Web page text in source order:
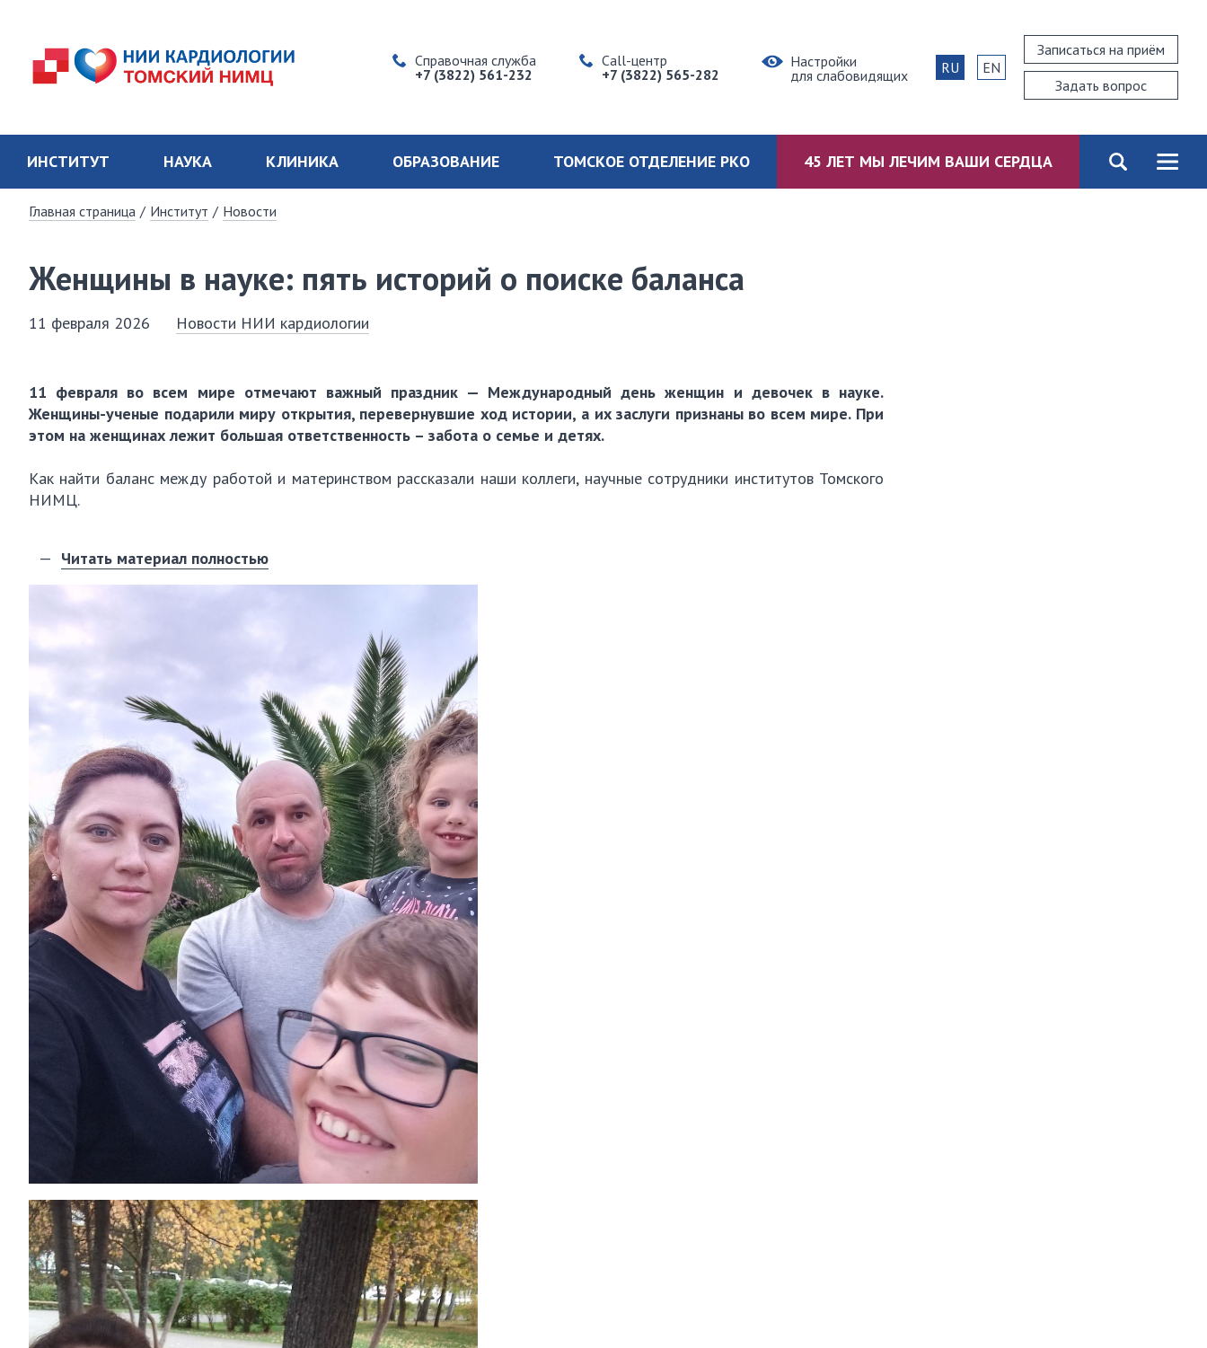
Справочная служба
+7 (3822) 561-232
Call-центр
+7 (3822) 565-282
Настройки
для слабовидящих
Записаться на приём
Задать вопрос
RU EN
ИНСТИТУТ НАУКА КЛИНИКА ОБРАЗОВАНИЕ ТОМСКОЕ ОТДЕЛЕНИЕ РКО 45 ЛЕТ МЫ ЛЕЧИМ ВАШИ СЕРДЦА
Главная страница / Институт / Новости
Женщины в науке: пять историй о поиске баланса
11 февраля 2026 Новости НИИ кардиологии
11 февраля во всем мире отмечают важный праздник — Международный день женщин и девочек в науке.
Женщины-ученые подарили миру открытия, перевернувшие ход истории, а их заслуги признаны во всем мире. При
этом на женщинах лежит большая ответственность – забота о семье и детях.
Как найти баланс между работой и материнством рассказали наши коллеги, научные сотрудники институтов Томского
НИМЦ.
Читать материал полностью